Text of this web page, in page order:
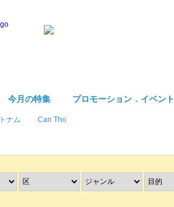
今月の特集 プロモーション．イベント
ナム Can Tho